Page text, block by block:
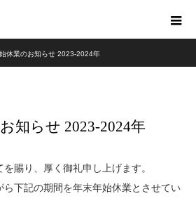
休業のお知らせ 2023-2024年
知らせ 2023-2024年
賜り、厚く御礼申し上げます。
下記の期間を年末年始休業とさせてい